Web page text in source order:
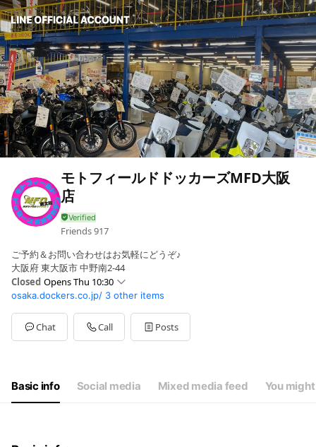
モトフィールドドッカーズMFD大阪
店
Friends917
ご予約＆お問い合わせはお気軽にどうぞ♪
大阪府 東大阪市 中野南2-44
Closed Opens Thu 10:30
Sun10:30 - 19:00
Mon10:30 - 19:00
TueClosed
Wed10:30 - 19:00
10:30 - 19:00
定休日：毎週火曜日、第1第3水曜日
osaka.dockers.co.jp/ 3 other items
Chat Call Posts
Basic info Social media Mixed media feed You